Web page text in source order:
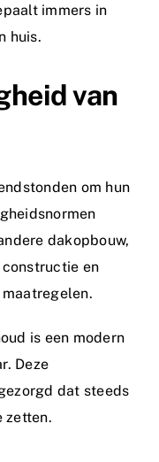
immers in
huis.
van
om hun
dakopbouw,
en
is een modern
Deze
dat steeds
zetten.